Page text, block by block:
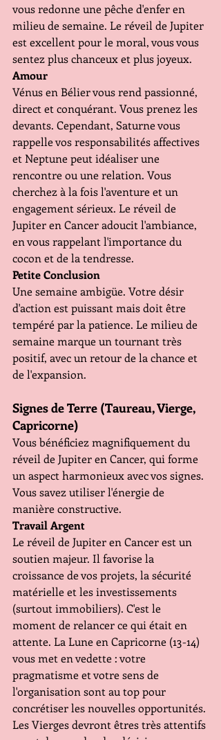
vous redonne une pêche d'enfer en
milieu de semaine. Le réveil de Jupiter
est excellent pour le moral, vous vous
sentez plus chanceux et plus joyeux.
Amour
Vénus en Bélier vous rend passionné,
direct et conquérant. Vous prenez les
devants. Cependant, Saturne vous
rappelle vos responsabilités affectives
et Neptune peut idéaliser une
rencontre ou une relation. Vous
cherchez à la fois l'aventure et un
engagement sérieux. Le réveil de
Jupiter en Cancer adoucit l'ambiance,
en vous rappelant l'importance du
cocon et de la tendresse.
Petite Conclusion
Une semaine ambigüe. Votre désir
d'action est puissant mais doit être
tempéré par la patience. Le milieu de
semaine marque un tournant très
positif, avec un retour de la chance et
de l'expansion.
Signes de Terre (Taureau, Vierge,
Capricorne)
Vous bénéficiez magnifiquement du
réveil de Jupiter en Cancer, qui forme
un aspect harmonieux avec vos signes.
Vous savez utiliser l'énergie de
manière constructive.
Travail Argent
Le réveil de Jupiter en Cancer est un
soutien majeur. Il favorise la
croissance de vos projets, la sécurité
matérielle et les investissements
(surtout immobiliers). C'est le
moment de relancer ce qui était en
attente. La Lune en Capricorne (13-14)
vous met en vedette : votre
pragmatisme et votre sens de
l'organisation sont au top pour
concrétiser les nouvelles opportunités.
Les Vierges devront êtres très attentifs